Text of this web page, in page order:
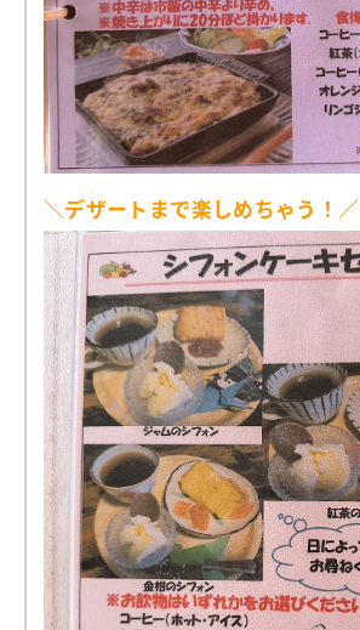
＼デザートまで楽しめちゃう！／